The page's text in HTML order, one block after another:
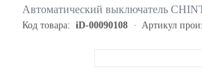
Автоматический выключатель
Код товара: iD-00090108 Артикул